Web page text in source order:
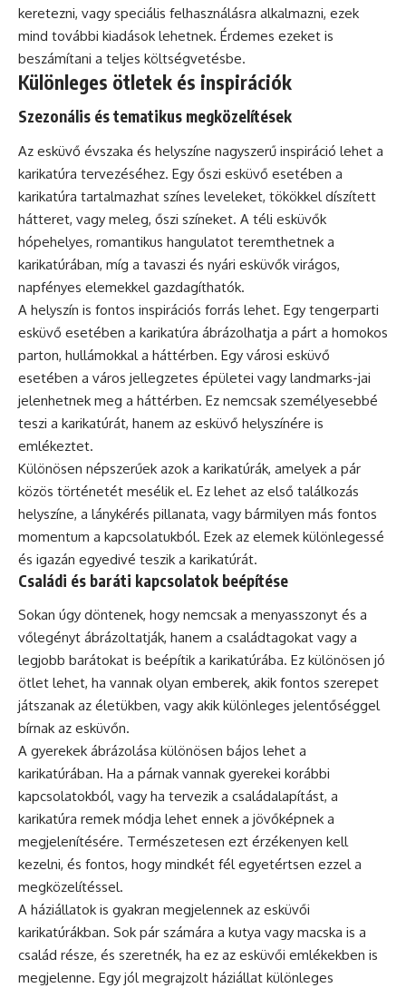
keretezni, vagy speciális felhasználásra alkalmazni, ezek
mind további kiadások lehetnek. Érdemes ezeket is
beszámítani a teljes költségvetésbe.
Különleges ötletek és inspirációk
Szezonális és tematikus megközelítések
Az esküvő évszaka és helyszíne nagyszerű inspiráció lehet a
karikatúra tervezéséhez. Egy őszi esküvő esetében a
karikatúra tartalmazhat színes leveleket, tökökkel díszített
hátteret, vagy meleg, őszi színeket. A téli esküvők
hópehelyes, romantikus hangulatot teremthetnek a
karikatúrában, míg a tavaszi és nyári esküvők virágos,
napfényes elemekkel gazdagíthatók.
A helyszín is fontos inspirációs forrás lehet. Egy tengerparti
esküvő esetében a karikatúra ábrázolhatja a párt a homokos
parton, hullámokkal a háttérben. Egy városi esküvő
esetében a város jellegzetes épületei vagy landmarks-jai
jelenhetnek meg a háttérben. Ez nemcsak személyesebbé
teszi a karikatúrát, hanem az esküvő helyszínére is
emlékeztet.
Különösen népszerűek azok a karikatúrák, amelyek a pár
közös történetét mesélik el. Ez lehet az első találkozás
helyszíne, a lánykérés pillanata, vagy bármilyen más fontos
momentum a kapcsolatukból. Ezek az elemek különlegessé
és igazán egyedivé teszik a karikatúrát.
Családi és baráti kapcsolatok beépítése
Sokan úgy döntenek, hogy nemcsak a menyasszonyt és a
vőlegényt ábrázoltatják, hanem a családtagokat vagy a
legjobb barátokat is beépítik a karikatúrába. Ez különösen jó
ötlet lehet, ha vannak olyan emberek, akik fontos szerepet
játszanak az életükben, vagy akik különleges jelentőséggel
bírnak az esküvőn.
A gyerekek ábrázolása különösen bájos lehet a
karikatúrában. Ha a párnak vannak gyerekei korábbi
kapcsolatokból, vagy ha tervezik a családalapítást, a
karikatúra remek módja lehet ennek a jövőképnek a
megjelenítésére. Természetesen ezt érzékenyen kell
kezelni, és fontos, hogy mindkét fél egyetértsen ezzel a
megközelítéssel.
A háziállatok is gyakran megjelennek az esküvői
karikatúrákban. Sok pár számára a kutya vagy macska is a
család része, és szeretnék, ha ez az esküvői emlékekben is
megjelenne. Egy jól megrajzolt háziállat különleges